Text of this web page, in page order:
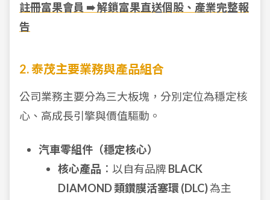
註冊富果會員 ➠ 解鎖富果直送個股、產業完整報
告
2. 泰茂主要業務與產品組合
公司業務主要分為三大板塊，分別定位為穩定核
心、高成長引擎與價值驅動。
汽車零組件（穩定核心）
核心產品 ：以自有品牌BLACK
DIAMOND 類鑽膜活塞環 (DLC)為主